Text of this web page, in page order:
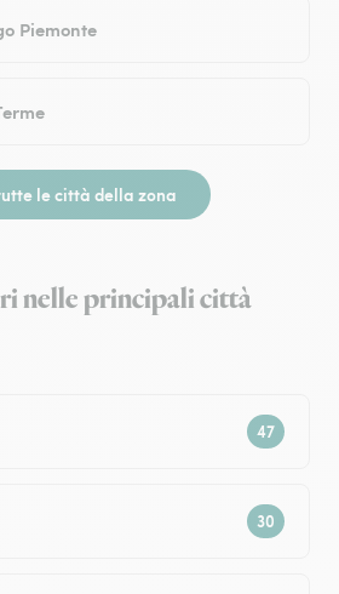
Piemonte
le città della zona
nelle principali città